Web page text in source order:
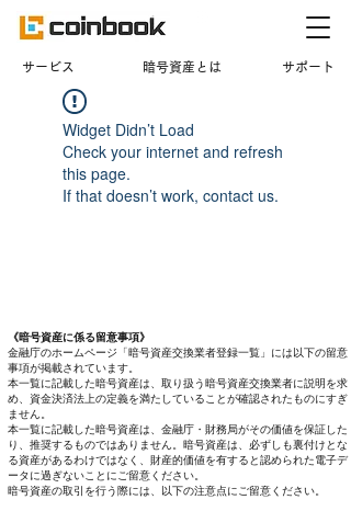
​サービス 暗号資産とは サポート
Widget Didn’t Load
Check your internet and refresh
this page.
If that doesn’t work, contact us.
《暗号資産に係る留意事項》
金融庁のホームページ「暗号資産交換業者登録一覧」には以下の留意
事項が掲載されています。
本一覧に記載した暗号資産は、取り扱う暗号資産交換業者に説明を求
め、資金決済法上の定義を満たしていることが確認されたものにすぎ
ません。
本一覧に記載した暗号資産は、金融庁・財務局がその価値を保証した
り、推奨するものではありません。暗号資産は、必ずしも裏付けとな
る資産があるわけではなく、財産的価値を有すると認められた電子デ
ータに過ぎないことにご留意ください。
暗号資産の取引を行う際には、以下の注意点にご留意ください。